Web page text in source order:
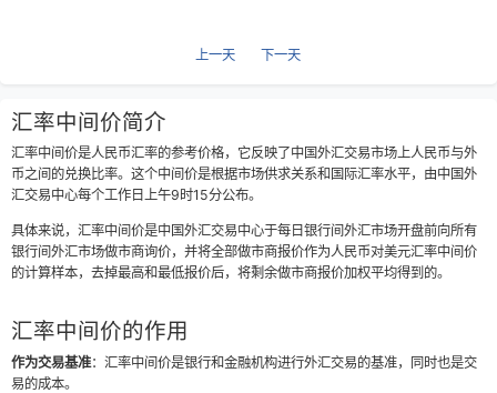
上一天 下一天
汇率中间价简介
汇率中间价是人民币汇率的参考价格，它反映了中国外汇交易市场上人民币与外
币之间的兑换比率。这个中间价是根据市场供求关系和国际汇率水平，由中国外
汇交易中心每个工作日上午9时15分公布。
具体来说，汇率中间价是中国外汇交易中心于每日银行间外汇市场开盘前向所有
银行间外汇市场做市商询价，并将全部做市商报价作为人民币对美元汇率中间价
的计算样本，去掉最高和最低报价后，将剩余做市商报价加权平均得到的。
汇率中间价的作用
作为交易基准：汇率中间价是银行和金融机构进行外汇交易的基准，同时也是交
易的成本。